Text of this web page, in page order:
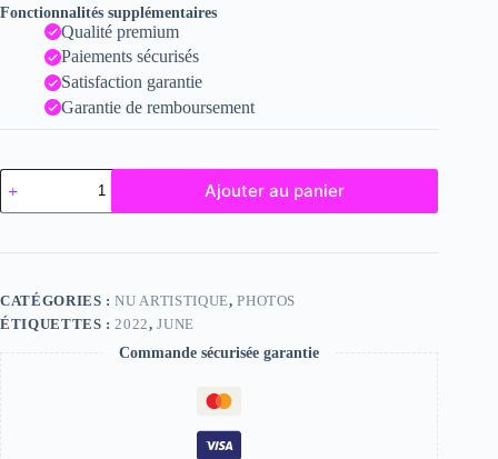
Fonctionnalités supplémentaires
Qualité premium
Paiements sécurisés
Satisfaction garantie
Garantie de remboursement
quantité
de
June
Ajouter au panier
CATÉGORIES :NU ARTISTIQUE,PHOTOS
ÉTIQUETTES : 2022,JUNE
Commande sécurisée garantie